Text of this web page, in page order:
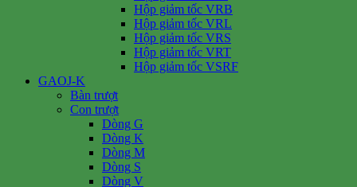
Hộp giảm tốc VRB
Hộp giảm tốc VRL
Hộp giảm tốc VRS
Hộp giảm tốc VRT
Hộp giảm tốc VSRF
GAOJ-K
Bàn trượt
Con trượt
Dòng G
Dòng K
Dòng M
Dòng S
Dòng V